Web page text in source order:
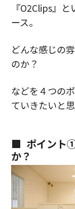
『O2Clips』
ース。
どんな感じの
のか？
などを４つの
ていきたいと思
ポイント
か？